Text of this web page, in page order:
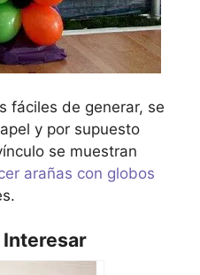
fáciles de generar, se
y por supuesto
se muestran
arañas con globos
Interesar